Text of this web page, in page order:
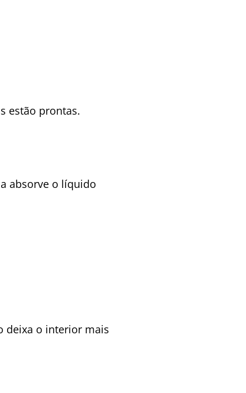
estão prontas.
absorve o líquido
deixa o interior mais